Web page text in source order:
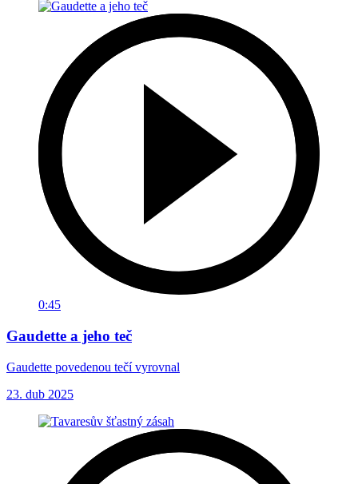
0:45
Gaudette a jeho teč
Gaudette povedenou tečí vyrovnal
23. dub 2025